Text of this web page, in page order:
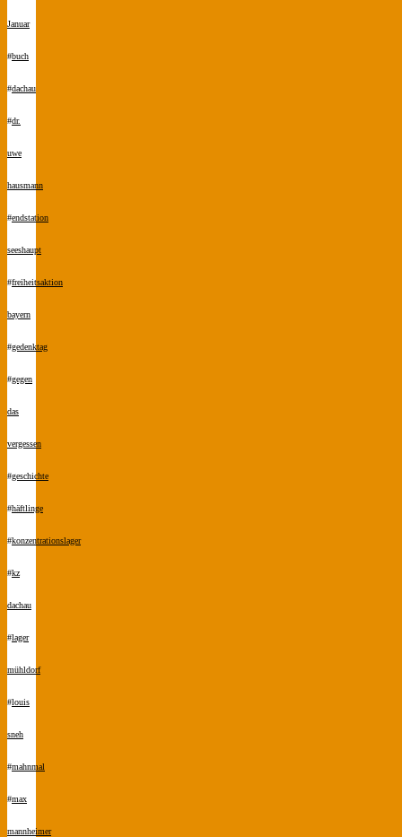
Januar
#buch
#dachau
#dr.
uwe
hausmann
#endstation
seeshaupt
#freiheitsaktion
bayern
#gedenktag
#gegen
das
vergessen
#geschichte
#häftlinge
#konzentrationslager
#kz
dachau
#lager
mühldorf
#louis
sneh
#mahnmal
#max
mannheimer